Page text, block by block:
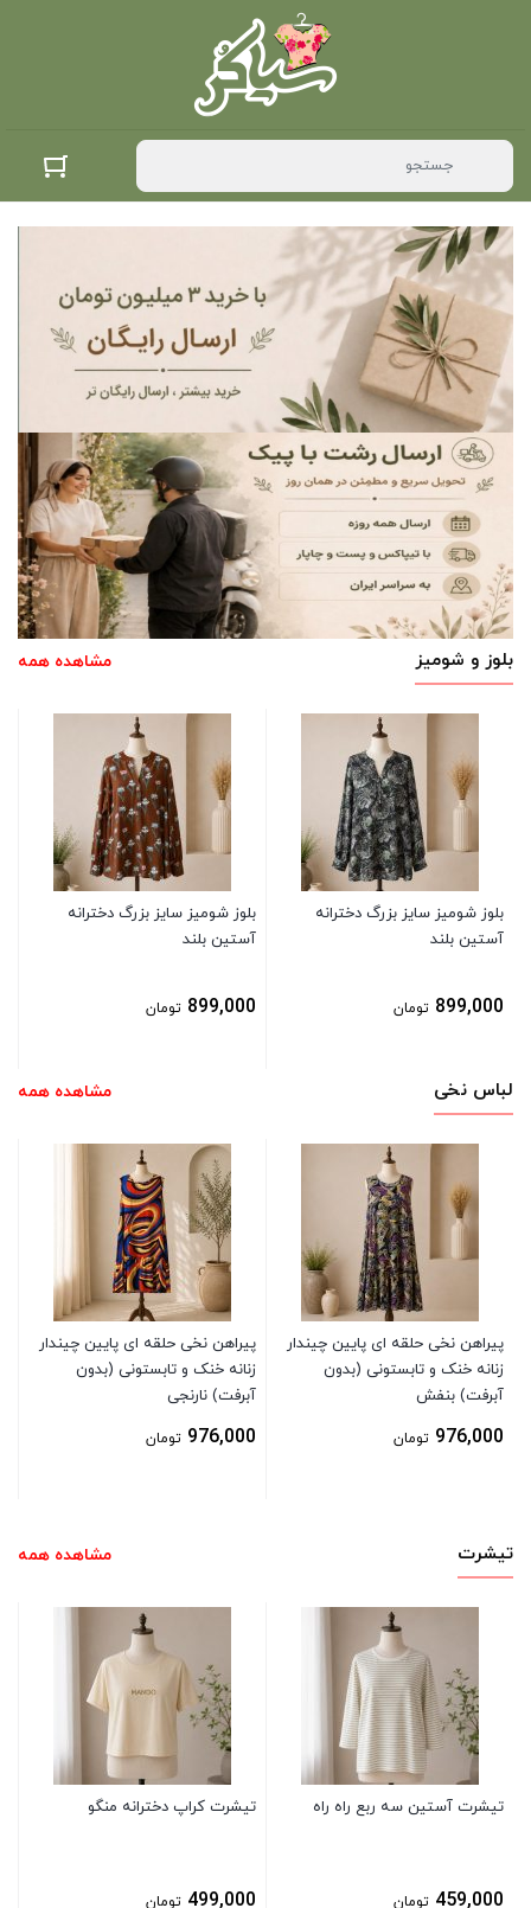
بلوز و شومیز مشاهده همه
بلوز شومیز سایز بزرگ دخترانه
آستین بلند
899,000 تومان
بلوز شومیز سایز بزرگ دخترانه
آستین بلند
899,000 تومان
لباس نخی مشاهده همه
پیراهن نخی حلقه ای پایین چیندار
زنانه خنک و تابستونی (بدون
آبرفت) بنفش
976,000 تومان
پیراهن نخی حلقه ای پایین چیندار
زنانه خنک و تابستونی (بدون
آبرفت) نارنجی
976,000 تومان
تیشرت مشاهده همه
تیشرت آستین سه ربع راه راه
459,000 تومان
تیشرت کراپ دخترانه منگو
499,000 تومان